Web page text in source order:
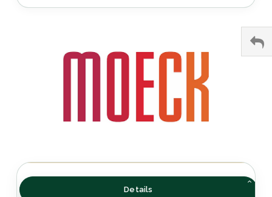
Details